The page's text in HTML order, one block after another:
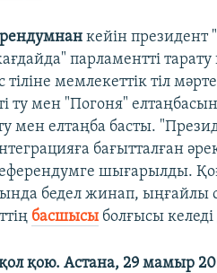
720p
кейін президент
парламентті
мемлекеттік тіл
ту мен "Погоня"
мен елтаңба басты.
бағытталған
шығарылды.
бедел жинап, ыңғайлы
басшысы болғысы
қою. Астана, 29 мамыр